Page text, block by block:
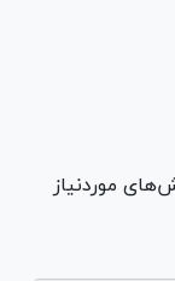
موردنیاز